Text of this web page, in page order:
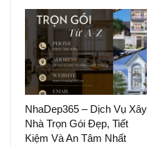
NhaDep365 – Dịch Vụ Xây
Nhà Trọn Gói Đẹp, Tiết
Kiệm Và An Tâm Nhất